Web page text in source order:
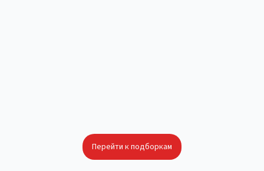
Перейти к подборкам